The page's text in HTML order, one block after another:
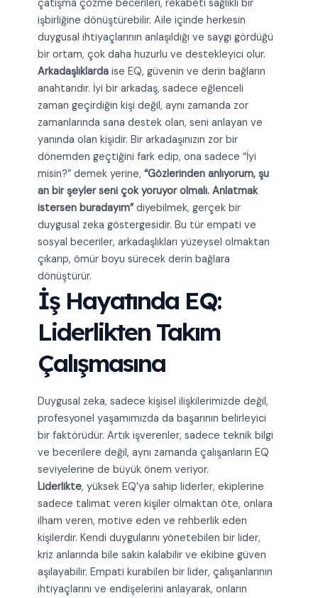
çatışma çözme becerileri, rekabeti sağlıklı bir
işbirliğine dönüştürebilir. Aile içinde herkesin
duygusal ihtiyaçlarının anlaşıldığı ve saygı gördüğü
bir ortam, çok daha huzurlu ve destekleyici olur.
Arkadaşlıklardaise EQ, güvenin ve derin bağların
anahtarıdır. İyi bir arkadaş, sadece eğlenceli
zaman geçirdiğin kişi değil, aynı zamanda zor
zamanlarında sana destek olan, seni anlayan ve
yanında olan kişidir. Bir arkadaşınızın zor bir
dönemden geçtiğini fark edip, ona sadece “İyi
misin?” demek yerine, “Gözlerinden anlıyorum, şu
an bir şeyler seni çok yoruyor olmalı. Anlatmak
istersen buradayım”diyebilmek, gerçek bir
duygusal zeka göstergesidir. Bu tür empati ve
sosyal beceriler, arkadaşlıkları yüzeysel olmaktan
çıkarıp, ömür boyu sürecek derin bağlara
dönüştürür.
İş Hayatında EQ:
Liderlikten Takım
Çalışmasına
Duygusal zeka, sadece kişisel ilişkilerimizde değil,
profesyonel yaşamımızda da başarının belirleyici
bir faktörüdür. Artık işverenler, sadece teknik bilgi
ve becerilere değil, aynı zamanda çalışanların EQ
seviyelerine de büyük önem veriyor.
Liderlikte, yüksek EQ’ya sahip liderler, ekiplerine
sadece talimat veren kişiler olmaktan öte, onlara
ilham veren, motive eden ve rehberlik eden
kişilerdir. Kendi duygularını yönetebilen bir lider,
kriz anlarında bile sakin kalabilir ve ekibine güven
aşılayabilir. Empati kurabilen bir lider, çalışanlarının
ihtiyaçlarını ve endişelerini anlayarak, onların